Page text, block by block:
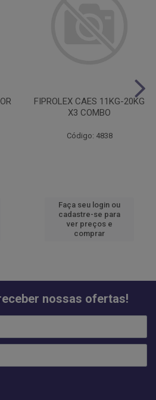
FIPROLEX CAES 11KG-20KG
X3 COMBO
Código: 4838
Faça seu login ou
cadastre-se para
ver preços e
comprar
nossas ofertas!